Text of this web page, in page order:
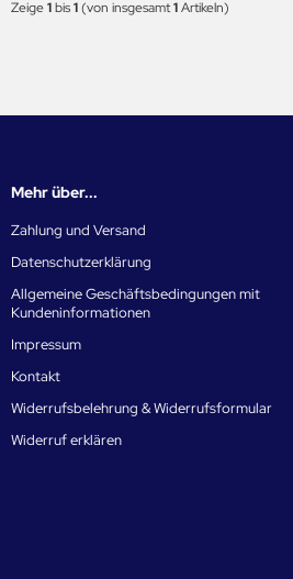
Zeige1bis1(von insgesamt1Artikeln)
Mehr über...
Zahlung und Versand
Datenschutzerklärung
Allgemeine Geschäftsbedingungen mit
Kundeninformationen
Impressum
Kontakt
Widerrufsbelehrung & Widerrufsformular
Widerruf erklären